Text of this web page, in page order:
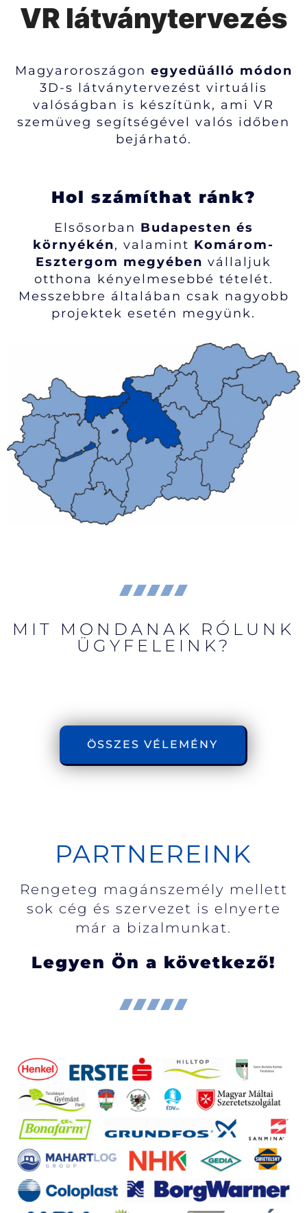
VR látványtervezés
Magyaroroszágon egyedüálló módon
3D-s látványtervezést virtuális
valóságban is készítünk, ami VR
szemüveg segítségével valós időben
bejárható.
Hol számíthat ránk?
Elsősorban Budapesten és
környékén, valamint Komárom-
Esztergom megyében vállaljuk
otthona kényelmesebbé tételét.
Messzebbre általában csak nagyobb
projektek esetén megyünk.
MIT MONDANAK RÓLUNK
ÜGYFELEINK?
ÖSSZES VÉLEMÉNY
PARTNEREINK
Rengeteg magánszemély mellett
sok cég és szervezet is elnyerte
már a bizalmunkat.
Legyen Ön a következő!